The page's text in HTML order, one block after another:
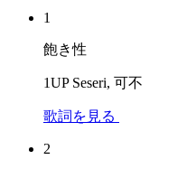
1
飽き性
1UP Seseri, 可不
歌詞を見る
2